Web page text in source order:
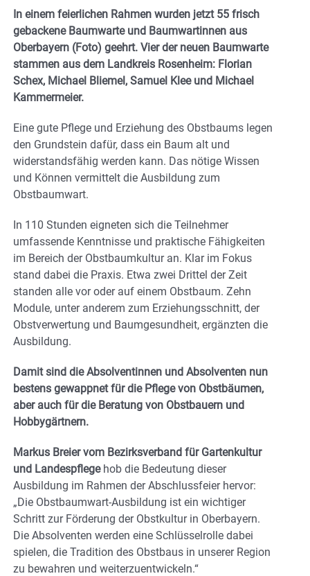
In einem feierlichen Rahmen wurden jetzt 55 frisch
gebackene Baumwarte und Baumwartinnen aus
Oberbayern (Foto) geehrt. Vier der neuen Baumwarte
stammen aus dem Landkreis Rosenheim: Florian
Schex, Michael Bliemel, Samuel Klee und Michael
Kammermeier.
Eine gute Pflege und Erziehung des Obstbaums legen
den Grundstein dafür, dass ein Baum alt und
widerstandsfähig werden kann. Das nötige Wissen
und Können vermittelt die Ausbildung zum
Obstbaumwart.
In 110 Stunden eigneten sich die Teilnehmer
umfassende Kenntnisse und praktische Fähigkeiten
im Bereich der Obstbaumkultur an. Klar im Fokus
stand dabei die Praxis. Etwa zwei Drittel der Zeit
standen alle vor oder auf einem Obstbaum. Zehn
Module, unter anderem zum Erziehungsschnitt, der
Obstverwertung und Baumgesundheit, ergänzten die
Ausbildung.
Damit sind die Absolventinnen und Absolventen nun
bestens gewappnet für die Pflege von Obstbäumen,
aber auch für die Beratung von Obstbauern und
Hobbygärtnern.
Markus Breier vom Bezirksverband für Gartenkultur
und Landespflege hob die Bedeutung dieser
Ausbildung im Rahmen der Abschlussfeier hervor:
„Die Obstbaumwart-Ausbildung ist ein wichtiger
Schritt zur Förderung der Obstkultur in Oberbayern.
Die Absolventen werden eine Schlüsselrolle dabei
spielen, die Tradition des Obstbaus in unserer Region
zu bewahren und weiterzuentwickeln.“